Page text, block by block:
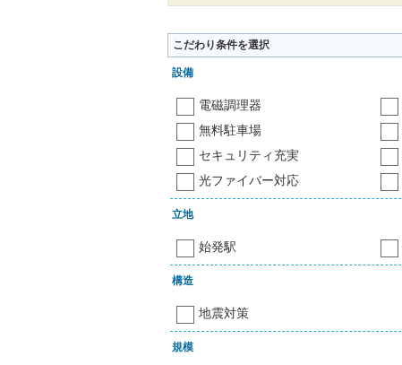
こだわり条件を選択
設備
電磁調理器
無料駐車場
セキュリティ充実
光ファイバー対応
立地
始発駅
構造
地震対策
規模